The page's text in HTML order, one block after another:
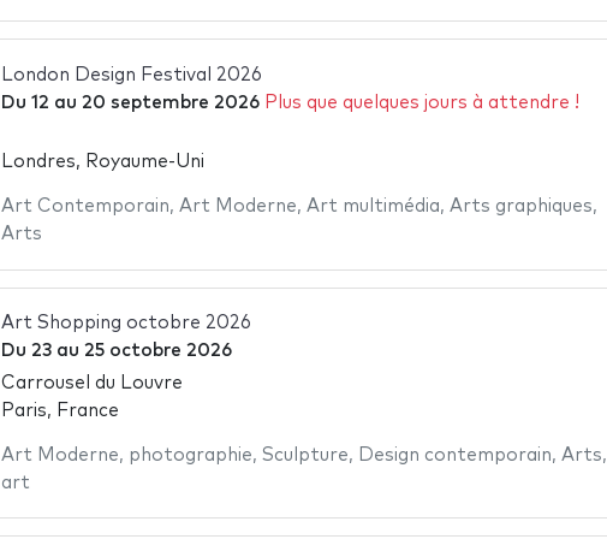
London Design Festival 2026
Du 12 au 20 septembre 2026 Plus que quelques jours à attendre !
Londres, Royaume-Uni
Art Contemporain, Art Moderne, Art multimédia, Arts graphiques,
Arts
Art Shopping octobre 2026
Du 23au 25 octobre 2026
Carrousel du Louvre
Paris, France
Art Moderne, photographie, Sculpture, Design contemporain, Arts,
art